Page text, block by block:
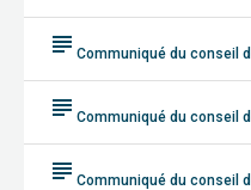
subject Communiqué du conseil
subject Communiqué du conseil
subject Communiqué du conseil